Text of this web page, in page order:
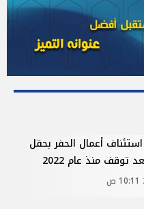
أعمال الحفر بحقل
منذ عام 2022